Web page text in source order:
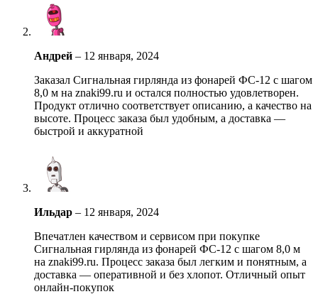
Андрей – 12 января, 2024
Заказал Сигнальная гирлянда из фонарей ФС-12 с шагом
8,0 м на znaki99.ru и остался полностью удовлетворен.
Продукт отлично соответствует описанию, а качество на
высоте. Процесс заказа был удобным, а доставка —
быстрой и аккуратной
Ильдар – 12 января, 2024
Впечатлен качеством и сервисом при покупке
Сигнальная гирлянда из фонарей ФС-12 с шагом 8,0 м
на znaki99.ru. Процесс заказа был легким и понятным, а
доставка — оперативной и без хлопот. Отличный опыт
онлайн-покупок